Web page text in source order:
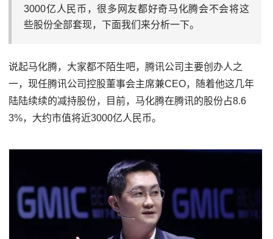
3000亿人民币，很多网友都好奇马化腾会不会将这
些股份全部套现，下面我们来分析一下。
说起马化腾，大家都不陌生吧，腾讯公司主要创办人之
一，现任腾讯公司控股董事会主席兼CEO，随着他这几年
陆陆续续的减持股份，目前，马化腾在腾讯的股份占8.6
3%，大约市值将近3000亿人民币。